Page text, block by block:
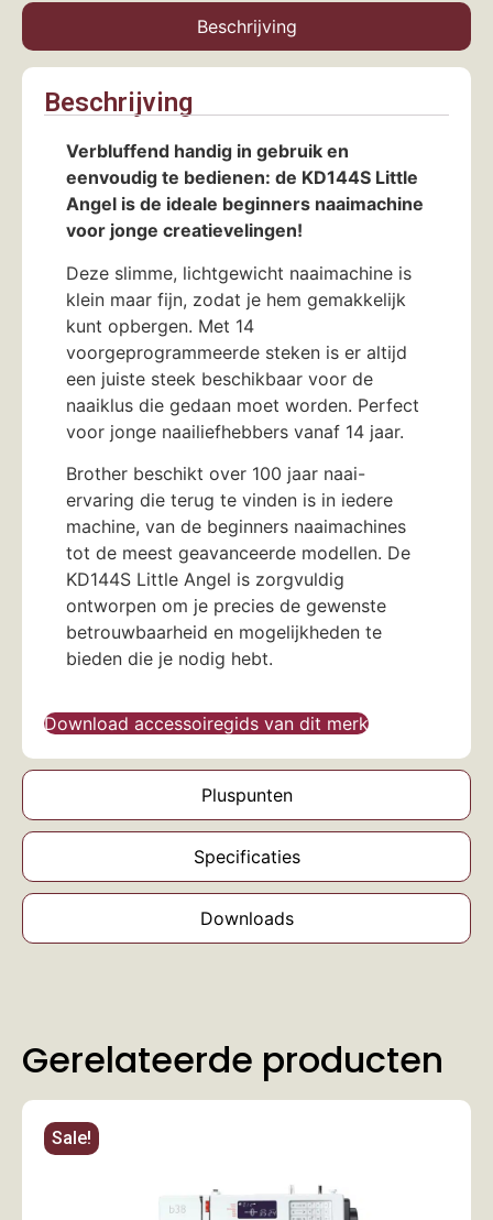
Beschrijving
Pluspunten
Specificaties
Downloads
Beschrijving
Verbluffend handig in gebruik en
eenvoudig te bedienen: de KD144S Little
Angel is de ideale beginners naaimachine
voor jonge creatievelingen!
Deze slimme, lichtgewicht naaimachine is
klein maar fijn, zodat je hem gemakkelijk
kunt opbergen. Met 14
voorgeprogrammeerde steken is er altijd
een juiste steek beschikbaar voor de
naaiklus die gedaan moet worden. Perfect
voor jonge naailiefhebbers vanaf 14 jaar.
Brother beschikt over 100 jaar naai-
ervaring die terug te vinden is in iedere
machine, van de beginners naaimachines
tot de meest geavanceerde modellen. De
KD144S Little Angel is zorgvuldig
ontworpen om je precies de gewenste
betrouwbaarheid en mogelijkheden te
bieden die je nodig hebt.
Download accessoiregids van dit merk
Gerelateerde producten
Sale!